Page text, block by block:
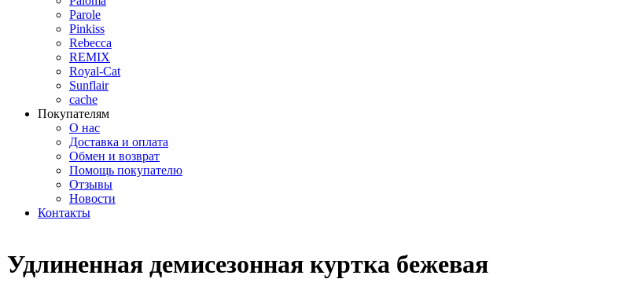
Parole
Pinkiss
Rebecca
REMIX
Royal-Cat
Sunflair
cache
Покупателям
О нас
Доставка и оплата
Обмен и возврат
Помощь покупателю
Отзывы
Новости
Контакты
Удлиненная демисезонная куртка бежевая